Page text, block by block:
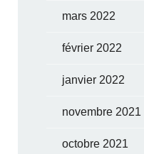
mars 2022
février 2022
janvier 2022
novembre 2021
octobre 2021